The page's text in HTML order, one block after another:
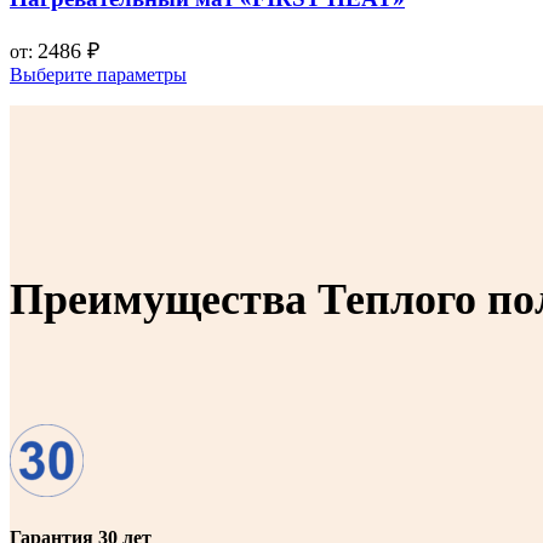
от: 2486 ₽
Выберите параметры
Преимущества Теплого
Гарантия 30 лет